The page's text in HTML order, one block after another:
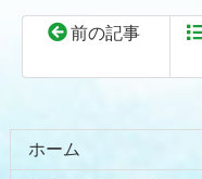
前の記事
ン
の
ホーム